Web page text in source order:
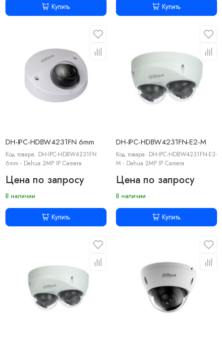
Купить Купить
DH-IPC-HDBW4231FN 6mm
Код товара: DH-IPC-HDBW4231FN
6mm - Dahua 2MP IP Camera
Цена по запросу
В наличии
Купить
DH-IPC-HDBW4231FN-E2-M
Код товара: DH-IPC-HDBW4231FN-E2-
M - Dahua 2MP IP Camera
Цена по запросу
В наличии
Купить